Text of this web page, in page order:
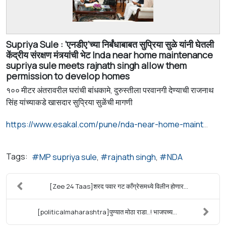
Supriya Sule : ‘एनडीए’च्या निर्बंधाबाबत सुप्रिया सुळे यांनी घेतली
केंद्रीय संरक्षण मंत्र्यांची भेट |nda near home maintenance
supriya sule meets rajnath singh allow them
permission to develop homes
१०० मीटर अंतरावरील घरांची बांधकामे, दुरुस्तीला परवानगी देण्याची राजनाथ
सिंह यांच्याकडे खासदार सुप्रिया सुळेंची मागणी
https://www.esakal.com/pune/nda-near-home-maintenance-supriya-sule-meets-rajnath-singh-allow-them-permission-to-develop-homes-rjs00
Tags: MP supriya sule rajnath singh NDA
[Zee 24 Taas]शरद पवार गट काँग्रेसमध्ये विलीन होणार...
[politicalmaharashtra]पुण्यात मोठा राडा..! भाजपच्य...